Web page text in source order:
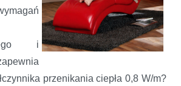
i
przenikania ciepła 0,8 W/m?